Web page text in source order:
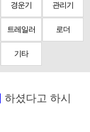
경운기 관리기
트레일러 로더
기타
하셨다고 하시